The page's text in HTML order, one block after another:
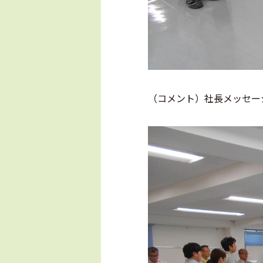
（コメント）社長メッセ